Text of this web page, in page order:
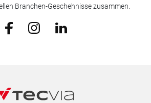
Branchen-Geschehnisse zusammen.